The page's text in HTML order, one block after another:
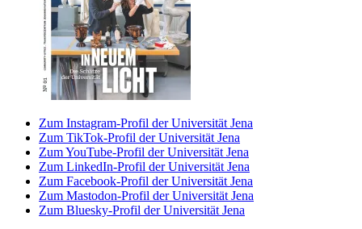
Zum Instagram-Profil der Universität Jena
Zum TikTok-Profil der Universität Jena
Zum YouTube-Profil der Universität Jena
Zum LinkedIn-Profil der Universität Jena
Zum Facebook-Profil der Universität Jena
Zum Mastodon-Profil der Universität Jena
Zum Bluesky-Profil der Universität Jena